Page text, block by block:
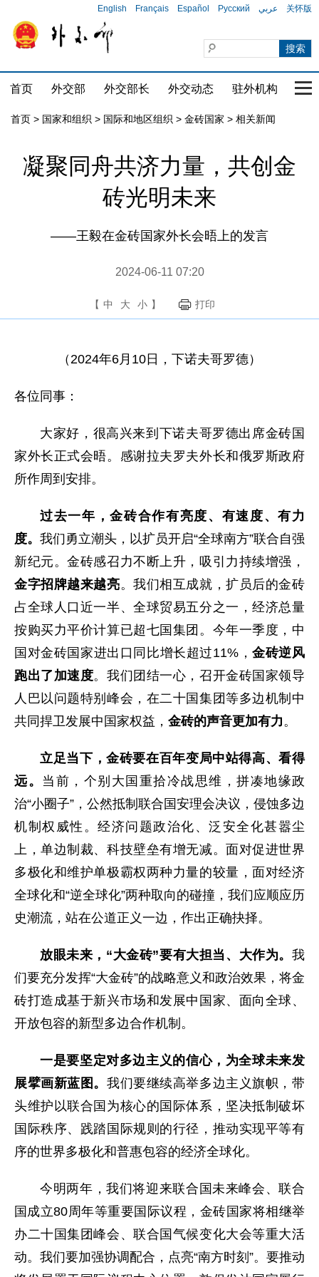
English Français Español Русский عربي 关怀版
首页 外交部 外交部长 外交动态 驻外机构 国
首页 > 国家和组织 > 国际和地区组织 > 金砖国家 > 相关新闻
凝聚同舟共济力量，共创金
砖光明未来
——王毅在金砖国家外长会晤上的发言
2024-06-11 07:20
【 中 大 小 】 打印
（2024年6月10日，下诺夫哥罗德）
各位同事：
大家好，很高兴来到下诺夫哥罗德出席金砖国
家外长正式会晤。感谢拉夫罗夫外长和俄罗斯政府
所作周到安排。
过去一年，金砖合作有亮度、有速度、有力
度。 我们勇立潮头，以扩员开启“全球南方”联合自强
新纪元。金砖感召力不断上升，吸引力持续增强，
金字招牌越来越亮。我们相互成就，扩员后的金砖
占全球人口近一半、全球贸易五分之一，经济总量
按购买力平价计算已超七国集团。今年一季度，中
国对金砖国家进出口同比增长超过11%，金砖逆风
跑出了加速度。我们团结一心，召开金砖国家领导
人巴以问题特别峰会，在二十国集团等多边机制中
共同捍卫发展中国家权益， 金砖的声音更加有力。
立足当下，金砖要在百年变局中站得高、看得
远。 当前，个别大国重拾冷战思维，拼凑地缘政
治“小圈子”，公然抵制联合国安理会决议，侵蚀多边
机制权威性。经济问题政治化、泛安全化甚嚣尘
上，单边制裁、科技壁垒有增无减。面对促进世界
多极化和维护单极霸权两种力量的较量，面对经济
全球化和“逆全球化”两种取向的碰撞，我们应顺应历
史潮流，站在公道正义一边，作出正确抉择。
放眼未来，“大金砖”要有大担当、大作为。 我
们要充分发挥“大金砖”的战略意义和政治效果，将金
砖打造成基于新兴市场和发展中国家、面向全球、
开放包容的新型多边合作机制。
一是要坚定对多边主义的信心，为全球未来发
展擘画新蓝图。 我们要继续高举多边主义旗帜，带
头维护以联合国为核心的国际体系，坚决抵制破坏
国际秩序、践踏国际规则的行径，推动实现平等有
序的世界多极化和普惠包容的经济全球化。
今明两年，我们将迎来联合国未来峰会、联合
国成立80周年等重要国际议程，金砖国家将相继举
办二十国集团峰会、联合国气候变化大会等重大活
动。我们要加强协调配合，点亮“南方时刻”。要推动